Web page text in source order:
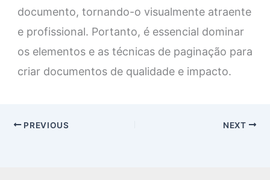
documento, tornando-o visualmente atraente
e profissional. Portanto, é essencial dominar
os elementos e as técnicas de paginação para
criar documentos de qualidade e impacto.
PREVIOUS NEXT